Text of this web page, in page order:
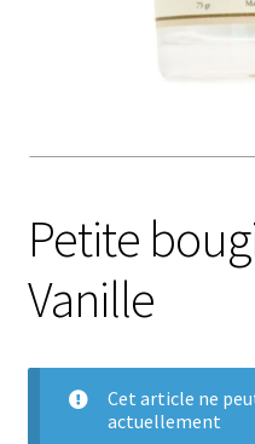
Chariots de courses
Bougies
Petites
Diffuseurs de parfum
Petite
Vanille
Cet article ne
actuellement